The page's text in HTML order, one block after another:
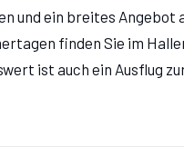
und ein breites
finden Sie im
ist auch ein Ausflug